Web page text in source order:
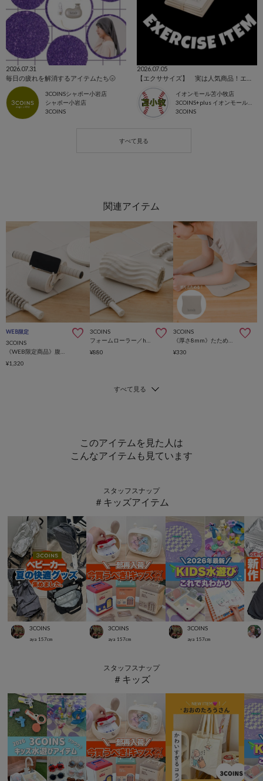
2026.07.31
毎日の疲れを解消するアイテムたち🌝
3COINSシャポー小岩店
シャポー小岩店
3COINS
2026.07.05
イオンモール苫小牧店
3COINS
WEB限定
3COINS
¥1,320
3COINS
¥880
3COINS
¥330
このアイテムを見た人は
こんなアイテムも見ています
スタッフスナップ
＃キッズアイテム
3COINS
aya 157cm
3COINS
aya 157cm
3COINS
aya 157cm
スタッフスナップ
＃キッズ